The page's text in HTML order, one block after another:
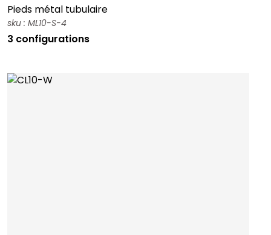
Pieds métal tubulaire
sku : ML10-S-4
3 configurations